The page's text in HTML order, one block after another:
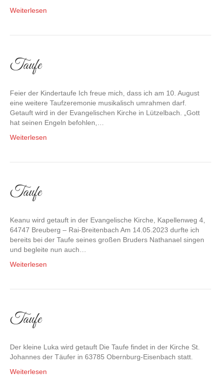
Weiterlesen
Taufe
Feier der Kindertaufe Ich freue mich, dass ich am 10. August
eine weitere Taufzeremonie musikalisch umrahmen darf.
Getauft wird in der Evangelischen Kirche in Lützelbach. „Gott
hat seinen Engeln befohlen,…
Weiterlesen
Taufe
Keanu wird getauft in der Evangelische Kirche, Kapellenweg 4,
64747 Breuberg – Rai-Breitenbach Am 14.05.2023 durfte ich
bereits bei der Taufe seines großen Bruders Nathanael singen
und begleite nun auch…
Weiterlesen
Taufe
Der kleine Luka wird getauft Die Taufe findet in der Kirche St.
Johannes der Täufer in 63785 Obernburg-Eisenbach statt.
Weiterlesen